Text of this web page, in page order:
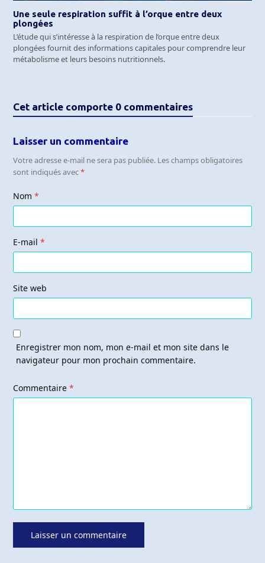
Une seule respiration suffit à l’orque entre deux
plongées
L’étude qui s’intéresse à la respiration de l’orque entre deux
plongées fournit des informations capitales pour comprendre leur
métabolisme et leurs besoins nutritionnels.
Cet article comporte 0 commentaires
Laisser un commentaire
Votre adresse e-mail ne sera pas publiée. Les champs obligatoires
sont indiqués avec*
Nom*
E-mail*
Site web
Enregistrer mon nom, mon e-mail et mon site dans le
navigateur pour mon prochain commentaire.
Commentaire*